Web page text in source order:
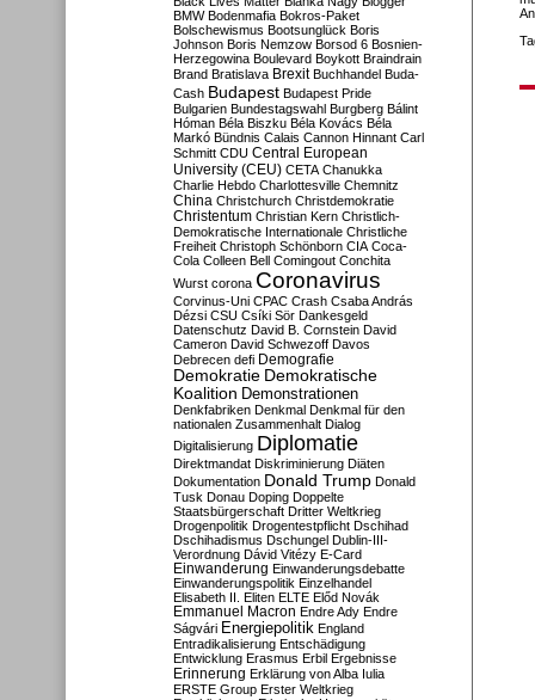
BMW Bodenmafia Bokros-Paket
Bolschewismus Bootsunglück Boris
Johnson Boris Nemzow Borsod 6 Bosnien-
Herzegowina Boulevard Boykott Braindrain
Brand Bratislava Brexit Buchhandel Buda-
Cash Budapest Budapest Pride
Bulgarien Bundestagswahl Burgberg Bálint
Hóman Béla Biszku Béla Kovács Béla
Markó Bündnis Calais Cannon Hinnant Carl
Schmitt CDU Central European
University (CEU) CETA Chanukka
Charlie Hebdo Charlottesville Chemnitz
China Christchurch Christdemokratie
Christentum Christian Kern Christlich-
Demokratische Internationale Christliche
Freiheit Christoph Schönborn CIA Coca-
Cola Colleen Bell Comingout Conchita
Wurst corona Coronavirus
Corvinus-Uni CPAC Crash Csaba András
Dézsi CSU Csíki Sör Dankesgeld
Datenschutz David B. Cornstein David
Cameron David Schwezoff Davos
Debrecen defi Demografie
Demokratie Demokratische
Koalition Demonstrationen
Denkfabriken Denkmal Denkmal für den
nationalen Zusammenhalt Dialog
Digitalisierung Diplomatie
Direktmandat Diskriminierung Diäten
Dokumentation Donald Trump Donald
Tusk Donau Doping Doppelte
Staatsbürgerschaft Dritter Weltkrieg
Drogenpolitik Drogentestpflicht Dschihad
Dschihadismus Dschungel Dublin-III-
Verordnung Dávid Vitézy E-Card
Einwanderung Einwanderungsdebatte
Einwanderungspolitik Einzelhandel
Elisabeth II. Eliten ELTE Előd Novák
Emmanuel Macron Endre Ady Endre
Ságvári Energiepolitik England
Entradikalisierung Entschädigung
Entwicklung Erasmus Erbil Ergebnisse
Erinnerung Erklärung von Alba Iulia
ERSTE Group Erster Weltkrieg